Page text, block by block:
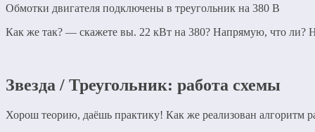
Обмотки двигателя подключены в треугольник на 380 В
Как же так? — скажете вы. 22 кВт на 380? Напрямую, что ли?
Звезда / Треугольник: работа схемы
Хорош теорию, даёшь практику! Как же реализован алгоритм